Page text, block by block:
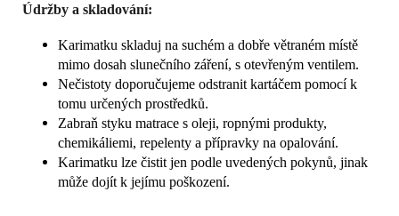
Údržby a skladování:
Karimatku skladuj na suchém a dobře větraném místě
mimo dosah slunečního záření, s otevřeným ventilem.
Nečistoty doporučujeme odstranit kartáčem pomocí k
tomu určených prostředků.
Zabraň styku matrace s oleji, ropnými produkty,
chemikáliemi, repelenty a přípravky na opalování.
Karimatku lze čistit jen podle uvedených pokynů, jinak
může dojít k jejímu poškození.